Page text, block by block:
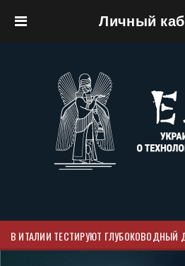
Личный
В ИТАЛИИ ТЕСТИРУЮТ ГЛУБОКОВОДНЫЙ